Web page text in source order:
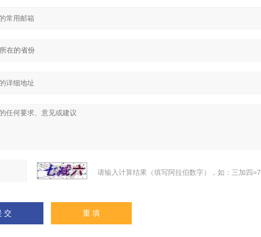
请输入计算结果（填写阿拉伯数字），如：三加四=7